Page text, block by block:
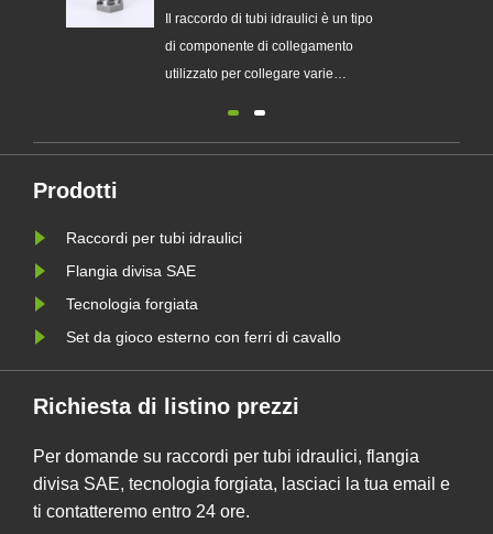
Il raccordo di tubi idraulici è un tipo
di componente di collegamento
utilizzato per collegare varie
costruiti in acciaio inossidabile,
pressione, ad alta tempera......
Prodotti
Raccordi per tubi idraulici
Flangia divisa SAE
Tecnologia forgiata
Set da gioco esterno con ferri di cavallo
Richiesta di listino prezzi
Per domande su raccordi per tubi idraulici, flangia
divisa SAE, tecnologia forgiata, lasciaci la tua email e
ti contatteremo entro 24 ore.